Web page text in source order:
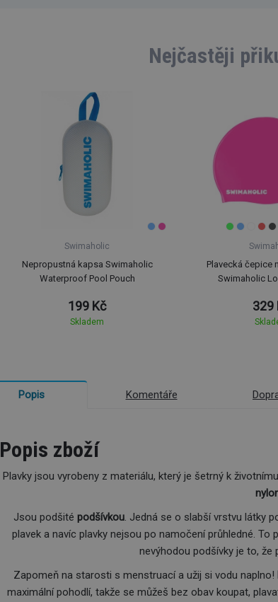
Nejčastěji
Swimaholic
Nepropustná kapsa Swimaholic
Waterproof Pool Pouch
199 Kč
Skladem
Plavecká čepice
Swimaholic
329
Popis Komentáře
Popis zboží
Plavky jsou vyrobeny z materiálu, který je šetrný k
Jsou podšité podšívkou. Jedná se o slabší vrstvu látky
plavek a navíc plavky nejsou po namočení průhledné.
nevýhodou podšívky je to, že
Zapomeň na starosti s menstruací a užij si vodu naplno!
maximální pohodlí, takže se můžeš bez obav koupat,